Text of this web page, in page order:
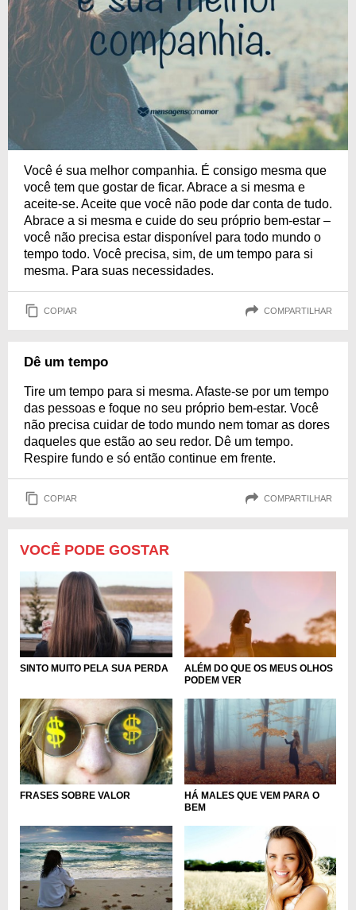
Você é sua melhor companhia. É consigo mesma que
você tem que gostar de ficar. Abrace a si mesma e
aceite-se. Aceite que você não pode dar conta de tudo.
Abrace a si mesma e cuide do seu próprio bem-estar –
você não precisa estar disponível para todo mundo o
tempo todo. Você precisa, sim, de um tempo para si
mesma. Para suas necessidades.
COPIAR COMPARTILHAR
Dê um tempo
Tire um tempo para si mesma. Afaste-se por um tempo
das pessoas e foque no seu próprio bem-estar. Você
não precisa cuidar de todo mundo nem tomar as dores
daqueles que estão ao seu redor. Dê um tempo.
Respire fundo e só então continue em frente.
COPIAR COMPARTILHAR
VOCÊ PODE GOSTAR
SINTO MUITO PELA SUA PERDA
ALÉM DO QUE OS MEUS OLHOS
PODEM VER
FRASES SOBRE VALOR
HÁ MALES QUE VEM PARA O
BEM